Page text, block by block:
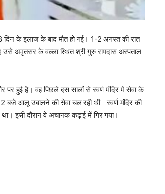
के इलाज के बाद मौत हो गई। 1-2 अगस्त की रात
अमृतसर के वल्ला स्थित श्री गुरु रामदास अस्पताल
पर हुई है। वह पिछले दस सालों से स्वर्ण मंदिर में सेवा के
बजे आलू उबालने की सेवा चल रही थी। स्वर्ण मंदिर की
इसी दौरान वे अचानक कढ़ाई में गिर गया।